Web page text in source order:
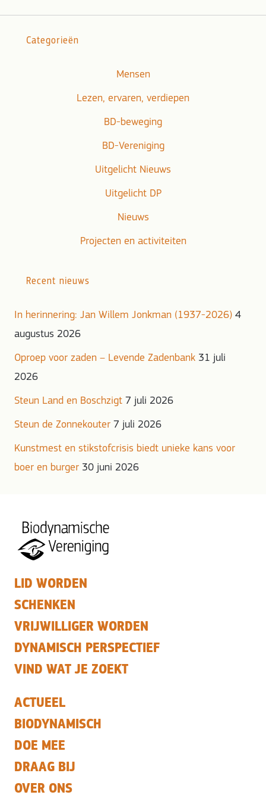
Categorieën
Mensen
Lezen, ervaren, verdiepen
BD-beweging
BD-Vereniging
Uitgelicht Nieuws
Uitgelicht DP
Nieuws
Projecten en activiteiten
Recent nieuws
In herinnering: Jan Willem Jonkman (1937-2026) 4
augustus 2026
Oproep voor zaden – Levende Zadenbank 31 juli
2026
Steun Land en Boschzigt 7 juli 2026
Steun de Zonnekouter 7 juli 2026
Kunstmest en stikstofcrisis biedt unieke kans voor
boer en burger 30 juni 2026
LID WORDEN
SCHENKEN
VRIJWILLIGER WORDEN
DYNAMISCH PERSPECTIEF
VIND WAT JE ZOEKT
ACTUEEL
BIODYNAMISCH
DOE MEE
DRAAG BIJ
OVER ONS